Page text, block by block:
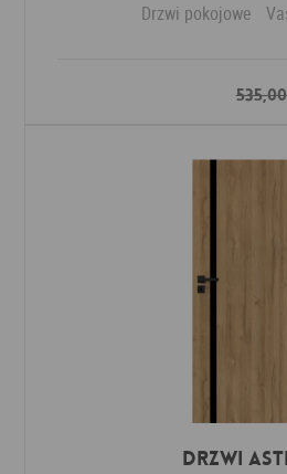
Drzwi pokojowe
Dodaj do
Drzwi